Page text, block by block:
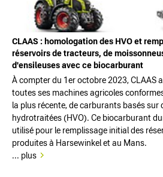
CLAAS : homologation des HVO et
réservoirs de tracteurs, de
d'ensileuses avec ce biocarburant
À compter du 1er octobre 2023, CLAAS
toutes ses machines agricoles
la plus récente, de carburants basés sur
hydrotraitées (HVO). Ce biocarburant
utilisé pour le remplissage initial des
produites à Harsewinkel et au Mans.
... plus